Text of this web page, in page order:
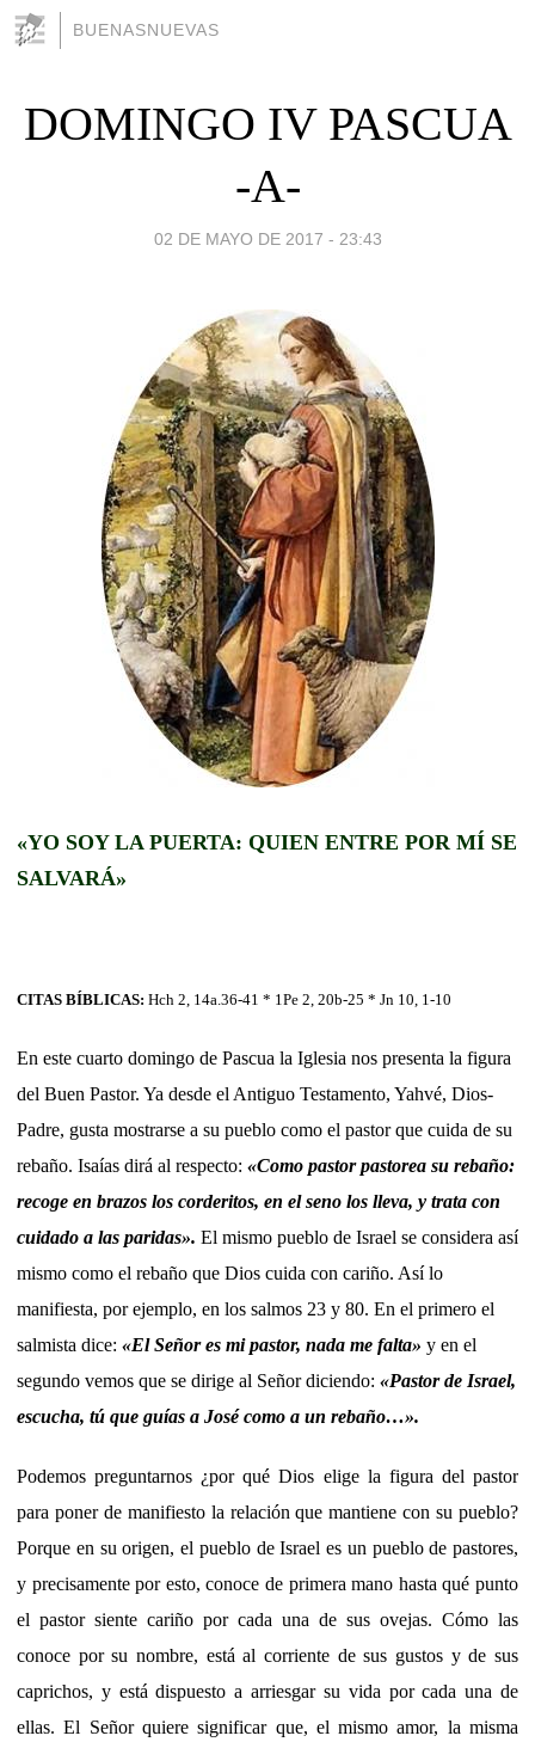
BUENASNUEVAS
DOMINGO IV PASCUA
-A-
02 DE MAYO DE 2017 - 23:43
«YO SOY LA PUERTA: QUIEN ENTRE POR MÍ SE
SALVARÁ»
CITAS BÍBLICAS: Hch 2, 14a.36-41 * 1Pe 2, 20b-25 * Jn 10, 1-10
En este cuarto domingo de Pascua la Iglesia nos presenta la figura
del Buen Pastor. Ya desde el Antiguo Testamento, Yahvé, Dios-
Padre, gusta mostrarse a su pueblo como el pastor que cuida de su
rebaño. Isaías dirá al respecto: «Como pastor pastorea su rebaño:
recoge en brazos los corderitos, en el seno los lleva, y trata con
cuidado a las paridas». El mismo pueblo de Israel se considera así
mismo como el rebaño que Dios cuida con cariño. Así lo
manifiesta, por ejemplo, en los salmos 23 y 80. En el primero el
salmista dice: «El Señor es mi pastor, nada me falta» y en el
segundo vemos que se dirige al Señor diciendo: «Pastor de Israel,
escucha, tú que guías a José como a un rebaño…».
Podemos preguntarnos ¿por qué Dios elige la figura del pastor
para poner de manifiesto la relación que mantiene con su pueblo?
Porque en su origen, el pueblo de Israel es un pueblo de pastores,
y precisamente por esto, conoce de primera mano hasta qué punto
el pastor siente cariño por cada una de sus ovejas. Cómo las
conoce por su nombre, está al corriente de sus gustos y de sus
caprichos, y está dispuesto a arriesgar su vida por cada una de
ellas. El Señor quiere significar que, el mismo amor, la misma